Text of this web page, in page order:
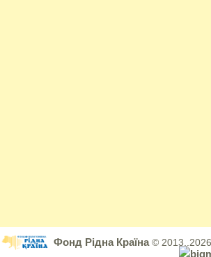
Фонд Рідна Країна© 2013..2026